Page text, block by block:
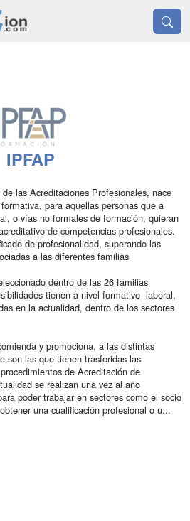
IPFAP
las Acreditaciones Profesionales, nace
para aquellas personas que a
o vías no formales de formación, quieran
de competencias profesionales.
de profesionalidad, superando las
a las diferentes familias
dentro de las 26 familias
tienen a nivel formativo- laboral,
en la actualidad, dentro de los sectores
y promociona, a las distintas
son las que tienen trasferidas las
de Acreditación de
se realizan una vez al año
poder trabajar en sectores como el socio
una cualificación profesional o u...